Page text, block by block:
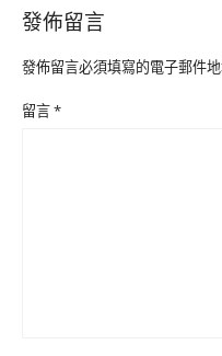
發佈留言
發佈留言必須填寫的電子郵件
留言*